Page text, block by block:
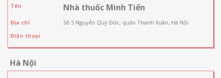
Tên Nhà thuốc Minh Tiến
Địa chỉ
Số 5 Nguyễn Quý Đức, quận Thanh Xuân, Hà Nội
Điện thoại
Hà Nội